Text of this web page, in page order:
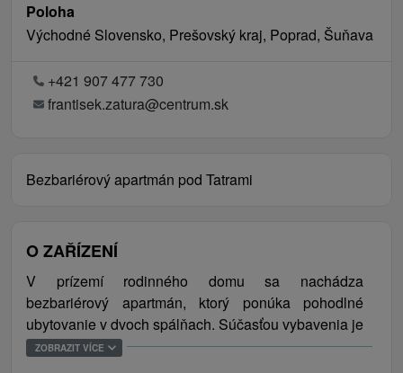
Poloha
Východné Slovensko, Prešovský kraj, Poprad, Šuňava
+421 907 477 730
frantisek.zatura@centrum.sk
Bezbariérový apartmán pod Tatrami
O ZAŘÍZENÍ
V prízemí rodinného domu sa nachádza
bezbariérový apartmán, ktorý ponúka pohodlné
ubytovanie v dvoch spálňach. Súčasťou vybavenia je
aj kúpeľňa, technická miestnosť na odložení lyží a
ZOBRAZIT VÍCE